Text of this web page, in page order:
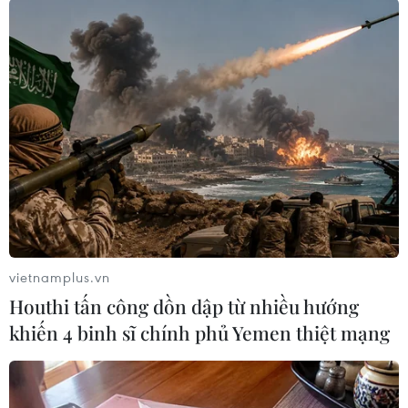
đây là dự án có quy mô lớn được kỳ vọng sẽ trở
thành trung tâm trung chuyển quốc tế của
Thành phố Hồ Chí Minh và khu vực, thu hút các
hãng tàu, hãng vận tải, chủ hàng, doanh nghiệp
kinh doanh dịch vụ logistics trong và ngoài
nước, tham gia vào chuỗi cung ứng vận tải thế
giới và hiện thực hóa mục tiêu đưa Việt Nam trở
thành vị trí chiến lược trên bản đồ hàng hải
quốc tế.
vietnamplus.vn
Houthi tấn công dồn dập từ nhiều hướng
khiến 4 binh sĩ chính phủ Yemen thiệt mạng